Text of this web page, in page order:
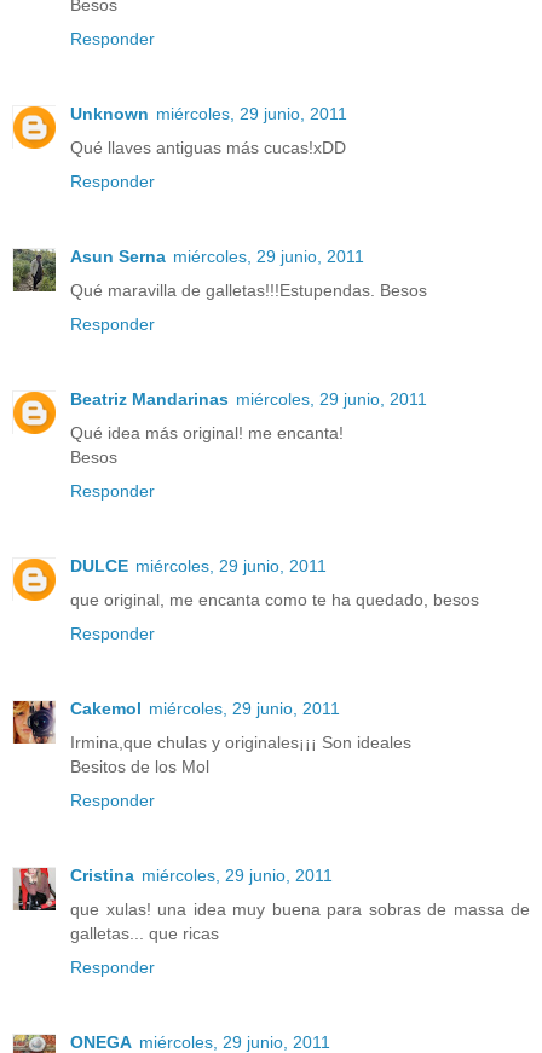
Besos
Responder
Unknown miércoles, 29 junio, 2011
Qué llaves antiguas más cucas!xDD
Responder
Asun Serna miércoles, 29 junio, 2011
Qué maravilla de galletas!!!Estupendas. Besos
Responder
Beatriz Mandarinas miércoles, 29 junio, 2011
Qué idea más original! me encanta!
Besos
Responder
DULCE miércoles, 29 junio, 2011
que original, me encanta como te ha quedado, besos
Responder
Cakemol miércoles, 29 junio, 2011
Irmina,que chulas y originales¡¡¡ Son ideales
Besitos de los Mol
Responder
Cristina miércoles, 29 junio, 2011
que xulas! una idea muy buena para sobras de massa de
galletas... que ricas
Responder
ONEGA miércoles, 29 junio, 2011